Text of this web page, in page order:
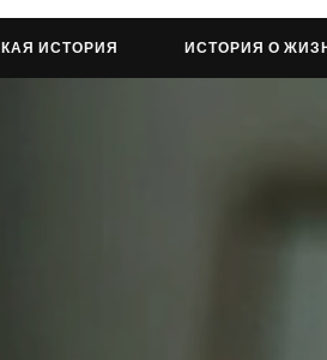
ИСТОРИЯ ИСТОРИЯ О